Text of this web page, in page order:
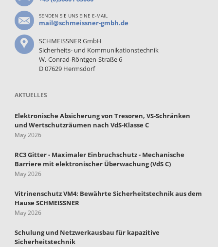
SENDEN SIE UNS EINE E-MAIL
mail@schmeissner-gmbh.de
SCHMEISSNER GmbH
Sicherheits- und Kommunikationstechnik
W.-Conrad-Röntgen-Straße 6
D 07629 Hermsdorf
AKTUELLES
Elektronische Absicherung von Tresoren, VS-Schränken
und Wertschutzräumen nach VdS-Klasse C
May 2026
RC3 Gitter - Maximaler Einbruchschutz - Mechanische
Barriere mit elektronischer Überwachung (VdS C)
May 2026
Vitrinenschutz VM4: Bewährte Sicherheitstechnik aus dem
Hause SCHMEISSNER
May 2026
Schulung und Netzwerkausbau für kapazitive
Sicherheitstechnik